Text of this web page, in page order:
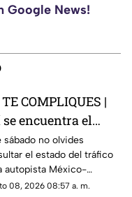
Google News!
COMPLIQUES |
encuentra el
HOY en la
México
sábado no olvides
el estado del tráfico
autopista México-
08, 2026 08:57 a. m.